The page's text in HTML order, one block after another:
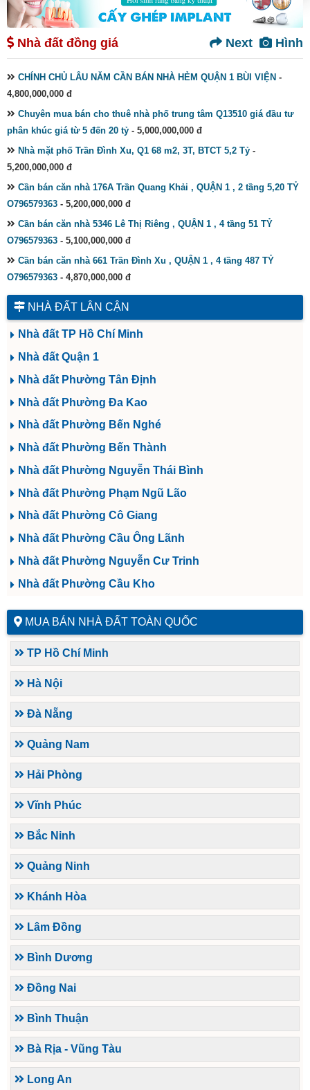
Nhà đất đồng giá Hình
Next
CHÍNH CHỦ LÂU NĂM CẦN BÁN NHÀ HẺM QUẬN 1 BÙI VIỆN -
4,800,000,000 đ
Chuyên mua bán cho thuê nhà phố trung tâm Q13510 giá đầu tư
phân khúc giá từ 5 đến 20 tỷ - 5,000,000,000 đ
Nhà mặt phố Trần Đình Xu, Q1 68 m2, 3T, BTCT 5,2 Tỷ -
5,200,000,000 đ
Cần bán căn nhà 176A Trần Quang Khải , QUẬN 1 , 2 tầng 5,20 TỶ
O796579363 - 5,200,000,000 đ
Cần bán căn nhà 5346 Lê Thị Riêng , QUẬN 1 , 4 tầng 51 TỶ
O796579363 - 5,100,000,000 đ
Cần bán căn nhà 661 Trần Đình Xu , QUẬN 1 , 4 tầng 487 TỶ
O796579363 - 4,870,000,000 đ
NHÀ ĐẤT LÂN CẬN
Nhà đất TP Hồ Chí Minh
Nhà đất Quận 1
Nhà đất Phường Tân Định
Nhà đất Phường Đa Kao
Nhà đất Phường Bến Nghé
Nhà đất Phường Bến Thành
Nhà đất Phường Nguyễn Thái Bình
Nhà đất Phường Phạm Ngũ Lão
Nhà đất Phường Cô Giang
Nhà đất Phường Cầu Ông Lãnh
Nhà đất Phường Nguyễn Cư Trinh
Nhà đất Phường Cầu Kho
MUA BÁN NHÀ ĐẤT TOÀN QUỐC
TP Hồ Chí Minh
Hà Nội
Đà Nẵng
Quảng Nam
Hải Phòng
Vĩnh Phúc
Bắc Ninh
Quảng Ninh
Khánh Hòa
Lâm Đồng
Bình Dương
Đồng Nai
Bình Thuận
Bà Rịa - Vũng Tàu
Long An